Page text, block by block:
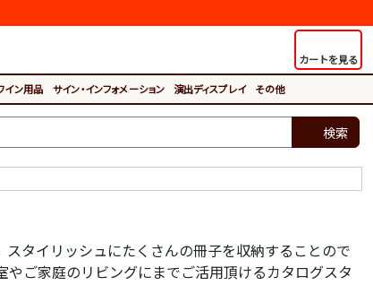
カートを見る
イン用品 サイン・インフォメーション 演出ディスプレイ その他
検索
タイリッシュにたくさんの冊子を収納することので
ご家庭のリビングにまでご活用頂けるカタログスタ